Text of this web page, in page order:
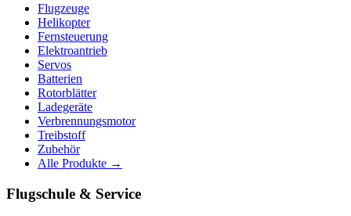
Flugzeuge
Helikopter
Fernsteuerung
Elektroantrieb
Servos
Batterien
Rotorblätter
Ladegeräte
Verbrennungsmotor
Treibstoff
Zubehör
Alle Produkte →
Flugschule & Service